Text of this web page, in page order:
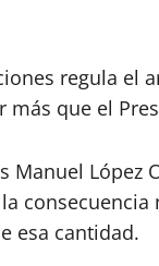
regula
que el
Manuel
esa cantidad.